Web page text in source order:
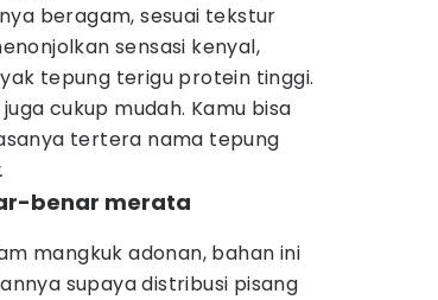
beragam, sesuai tekstur
sensasi kenyal,
tepung terigu protein tinggi.
cukup mudah. Kamu bisa
tertera nama tepung
benar merata
mangkuk adonan, bahan ini
supaya distribusi pisang